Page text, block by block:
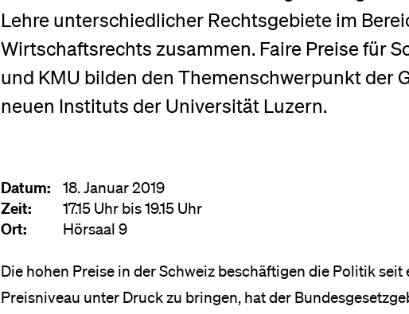
Lehre unterschiedlicher Rechtsgebiete im
Wirtschaftsrechts zusammen. Faire Preise für
und KMU bilden den Themenschwerpunkt der
neuen Instituts der Universität Luzern.
Datum: 18. Januar 2019
Zeit: 17.15 Uhr bis 19.15 Uhr
Ort: Hörsaal 9
Die hohen Preise in der Schweiz beschäftigen die Politik seit
Preisniveau unter Druck zu bringen, hat der
Mitarbeitende
Stellensuchende
Anmeldung und